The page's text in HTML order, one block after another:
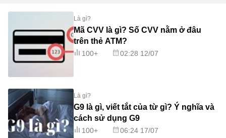
Là gì?
Mã CVV là gì? Số CVV nằm ở đâu
trên thẻ ATM?
100+ 02:28 12/07
Là gì?
G9 là gì, viết tắt của từ gì? Ý nghĩa và
cách sử dụng G9
100+ 06:24 17/07